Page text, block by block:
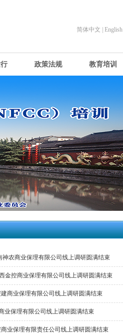
简体中文 English
政策法规 教育培训
农商业保理有限公司线上调研圆满结束
控商业保理有限公司线上调研圆满结束
商业保理有限公司线上调研圆满结束
业保理有限公司线上调研圆满结束
业保理有限责任公司线上调研圆满结束